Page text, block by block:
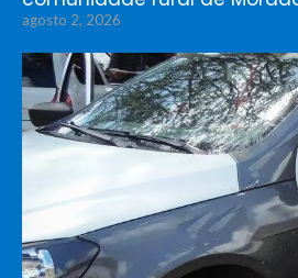
agosto 2, 2026